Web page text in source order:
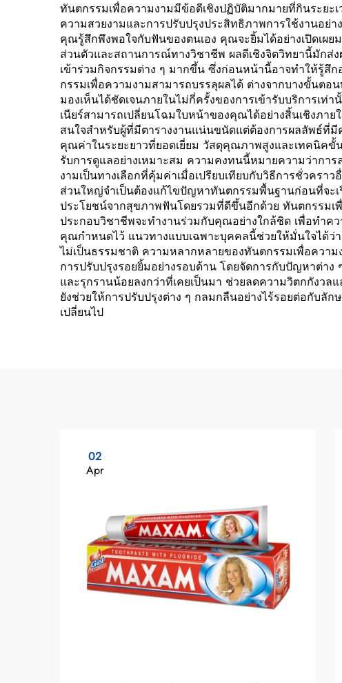
ทันตกรรมเพื่อความงามมีข้อดีเชิงปฏิบัติมากมายที่กินระยะ
ความสวยงามและการปรับปรุงประสิทธิภาพการใช้งานอย่
คุณรู้สึกพึงพอใจกับฟันของตนเอง คุณจะยิ้มได้อย่างเปิดเผ
ส่วนตัวและสถานการณ์ทางวิชาชีพ ผลดีเชิงจิตวิทยานี้มักส่
เข้าร่วมกิจกรรมต่าง ๆ มากขึ้น ซึ่งก่อนหน้านี้อาจทำให้รู้สึ
กรรมเพื่อความงามสามารถบรรลุผลได้ ต่างจากบางขั้นต
มองเห็นได้ชัดเจนภายในไม่กี่ครั้งของการเข้ารับบริการเ
เนียร์สามารถเปลี่ยนโฉมใบหน้าของคุณได้อย่างสิ้นเชิงภา
สนใจสำหรับผู้ที่มีตารางงานแน่นขนัดแต่ต้องการผลลัพธ์ที่
คุณค่าในระยะยาวที่ยอดเยี่ยม วัสดุคุณภาพสูงและเทคนิคขั้
รับการดูแลอย่างเหมาะสม ความคงทนนี้หมายความว่ากา
งามเป็นทางเลือกที่คุ้มค่าเมื่อเปรียบเทียบกับวิธีการชั่วค
ส่วนใหญ่จำเป็นต้องแก้ไขปัญหาทันตกรรมพื้นฐานก่อนที่จะ
ประโยชน์จากสุขภาพฟันโดยรวมที่ดีขึ้นอีกด้วย ทันตกรรม
ประกอบวิชาชีพจะทำงานร่วมกับคุณอย่างใกล้ชิด เพื่อทำค
คุณกำหนดไว้ แนวทางแบบเฉพาะบุคคลนี้ช่วยให้มั่นใจได้
ไม่เป็นธรรมชาติ ความหลากหลายของทันตกรรมเพื่อควา
การปรับปรุงรอยยิ้มอย่างรอบด้าน โดยจัดการกับปัญหาต่า
และรุกรานน้อยลงกว่าที่เคยเป็นมา ช่วยลดความวิตกกังว
ยังช่วยให้การปรับปรุงต่าง ๆ กลมกลืนอย่างไร้รอยต่อกับลั
เปลี่ยนไป
02
Apr